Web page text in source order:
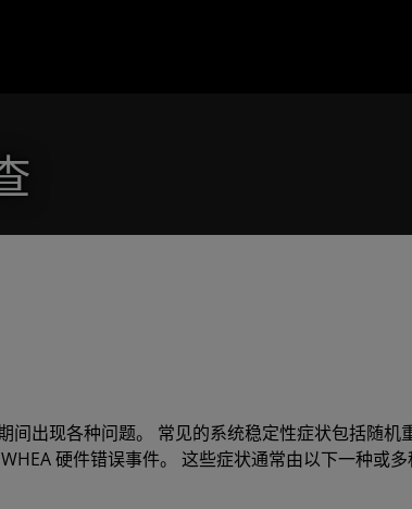
间出现各种问题。 常见的系统稳定性症状包括随机
硬件错误事件。 这些症状通常由以下一种或多